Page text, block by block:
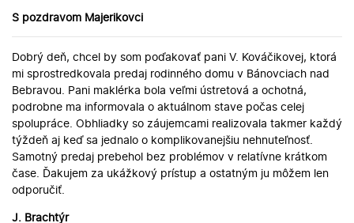
S pozdravom Majerikovci
Dobrý deň, chcel by som poďakovať pani V. Kováčikovej, ktorá
mi sprostredkovala predaj rodinného domu v Bánovciach nad
Bebravou. Pani maklérka bola veľmi ústretová a ochotná,
podrobne ma informovala o aktuálnom stave počas celej
spolupráce. Obhliadky so záujemcami realizovala takmer každý
týždeň aj keď sa jednalo o komplikovanejšiu nehnuteľnosť.
Samotný predaj prebehol bez problémov v relatívne krátkom
čase. Ďakujem za ukážkový prístup a ostatným ju môžem len
odporučiť.
J. Brachtýr